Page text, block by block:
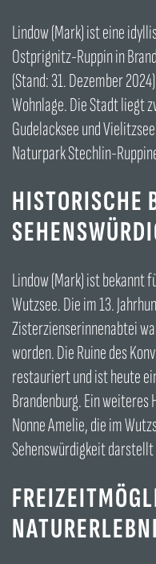
Lindow (Mark) ist eine
Ostprignitz-Ruppin in
(Stand: 31. Dezember
Wohnlage. Die Stadt liegt
Gudelacksee und
Naturpark Stechlin-
HISTORISCHE
Lindow (Mark) ist bekannt
Wutzsee. Die im 13.
Zisterzienserinnenabtei
worden. Die Ruine des
restauriert und ist heute
Brandenburg. Ein
Nonne Amelie, die im
Sehenswürdigkeit